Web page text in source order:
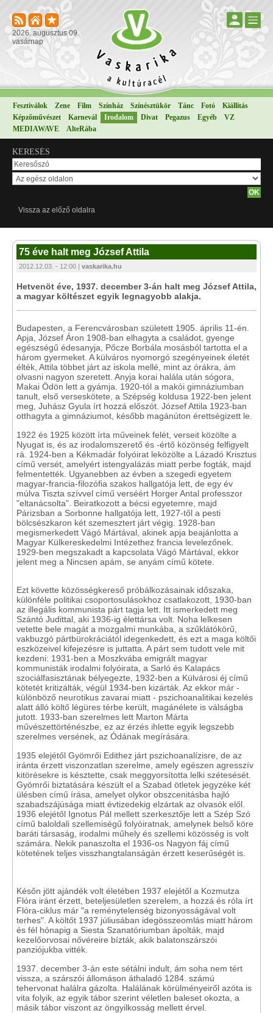
2026. augusztus 09.
vasárnap
Fesztiválok Zene Film Színház Színésztükör Tánc Fotó
Kiállítás
Képzőművészet
Karnevál Irodalom Divat Pegazus Egyéb
VZ
MEDIAWAVE
AlteRába
KERESÉS
Vissza az előző oldalra
75 éve halt meg József Attila
2012.12.03. - 12:00 | vaskarika.hu
Hetvenöt éve, 1937. december 3-án halt meg József Attila,
a magyar költészet egyik legnagyobb alakja.
Budapesten, a Ferencvárosban született 1905. április 11-én.
Apja, József Áron 1908-ban elhagyta a családot, gyenge
egészségű édesanyja, Pőcze Borbála mosásból tartotta el a
három gyermeket. A külváros nyomorgó szegényeinek életét
élték, Attila többet járt az iskola mellé, mint az órákra, ám
olvasni nagyon szeretett. Anyja korai halála után sógora,
Makai Ödön lett a gyámja. 1920-tól a makói gimnáziumban
tanult, első verseskötete, a Szépség koldusa 1922-ben jelent
meg, Juhász Gyula írt hozzá előszót. József Attila 1923-ban
otthagyta a gimnáziumot, később magánúton érettségizett le.
1922 és 1925 között írta műveinek felét, verseit közölte a
Nyugat is, és az irodalomszerető és -értő közönség felfigyelt
rá. 1924-ben a Kékmadár folyóirat leközölte a Lázadó Krisztus
című versét, amelyért istengyalázás miatt perbe fogták, majd
felmentették. Ugyanebben az évben a szegedi egyetem
magyar-francia-filozófia szakos hallgatója lett, de egy év
múlva Tiszta szívvel című verséért Horger Antal professzor
"eltanácsolta". Beiratkozott a bécsi egyetemre, majd
Párizsban a Sorbonne hallgatója lett, 1927-től a pesti
bölcsészkaron két szemesztert járt végig. 1928-ban
megismerkedett Vágó Mártával, akinek apja beajánlotta a
Magyar Külkereskedelmi Intézethez francia levelezőnek.
1929-ben megszakadt a kapcsolata Vágó Mártával, ekkor
jelent meg a Nincsen apám, se anyám című kötete.
Ezt követte közösségkereső próbálkozásainak időszaka,
különféle politikai csoportosulásokhoz csatlakozott, 1930-ban
az illegális kommunista párt tagja lett. Itt ismerkedett meg
Szántó Judittal, aki 1936-ig élettársa volt. Noha lelkesen
vetette bele magát a mozgalmi munkába, a szűklátókörű,
vakbuzgó pártbürokráciától idegenkedett, és ezt a maga költői
eszközeivel kifejezésre is juttatta. A párt sem tudott vele mit
kezdeni: 1931-ben a Moszkvába emigrált magyar
kommunisták irodalmi folyóirata, a Sarló és Kalapács
szociálfasisztának bélyegezte, 1932-ben a Külvárosi éj című
kötetét kritizálták, végül 1934-ben kizárták. Az ekkor már -
különböző neurotikus zavarai miatt - pszichoanalitikai kezelés
alatt álló költő légüres térbe került, magánélete is válságba
jutott. 1933-ban szerelmes lett Marton Márta
művészettörténészbe, ez az érzés ihlette egyik legszebb
szerelmes versének, az Ódának megírására.
1935 elejétől Gyömrői Edithez járt pszichoanalízisre, de az
iránta érzett viszonzatlan szerelme, amely egészen agresszív
kitörésekre is késztette, csak meggyorsította lelki szétesését.
Gyömrői biztatására készült el a Szabad ötletek jegyzéke két
ülésben című írása, amelyet olykor obszcenitásba hajló
szabadszájúsága miatt évtizedekig elzártak az olvasók elől.
1936 elejétől Ignotus Pál mellett szerkesztője lett a Szép Szó
című baloldali szellemiségű folyóiratnak, amelynek belső köre
baráti társaság, irodalmi műhely és szellemi közösség is volt
számára. Nekik panaszolta el 1936-os Nagyon fáj című
kötetének teljes visszhangtalanságán érzett keserűségét is.
Későn jött ajándék volt életében 1937 elejétől a Kozmutza
Flóra iránt érzett, beteljesületlen szerelem, a hozzá és róla írt
Flóra-ciklus már "a reménytelenség bizonyosságával volt
terhes". A költőt 1937 júliusában idegösszeomlás miatt három
és fél hónapig a Siesta Szanatóriumban ápolták, majd
kezelőorvosai nővéreire bízták, akik balatonszárszói
panziójukba vitték.
1937. december 3-án este sétálni indult, ám soha nem tért
vissza, a szárszói állomáson áthaladó 1284. számú
tehervonat halálra gázolta. Halálának körülményeiről azóta is
vita folyik, az egyik tábor szerint véletlen baleset okozta, a
másik tábor viszont az öngyilkosság mellett érvel.